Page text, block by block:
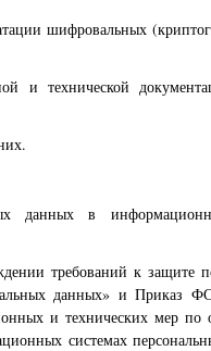
шифровальных
и технической
данных в
требований к защите
данных» и Приказ
и технических мер по
системах